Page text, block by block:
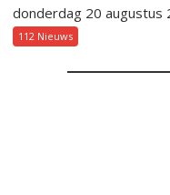
donderdag 20 augustus
112 Nieuws